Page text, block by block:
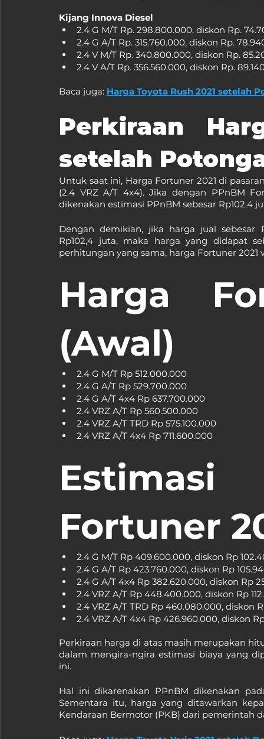
Kijang Innova Diesel
2.4 G M/T Rp. 298.800.000, diskon Rp.
2.4 G A/T Rp. 315.760.000, diskon Rp.
2.4 V M/T Rp. 340.800.000, diskon Rp.
2.4 V A/T Rp. 356.560.000, diskon Rp.
Baca juga: Harga Toyota Rush 2021 setelah
Perkiraan
setelah
Untuk saat ini, Harga Fortuner 2021 di
(2.4 VRZ A/T 4x4). Jika dengan PPnBM
dikenakan estimasi PPnBM sebesar Rp102,4
Dengan demikian, jika harga jual sebesar
Rp102,4 juta, maka harga yang didapat
perhitungan yang sama, harga Fortuner 2021
Harga
(Awal)
2.4 G M/T Rp 512.000.000
2.4 G A/T Rp 529.700.000
2.4 G A/T 4x4 Rp 637.700.000
2.4 VRZ A/T Rp 560.500.000
2.4 VRZ A/T TRD Rp 575.100.000
2.4 VRZ A/T 4x4 Rp 711.600.000
Fortuner
2.4 G M/T Rp 409.600.000, diskon Rp
2.4 G A/T Rp 423.760.000, diskon Rp
2.4 G A/T 4x4 Rp 382.620.000, diskon Rp
2.4 VRZ A/T Rp 448.400.000, diskon Rp
2.4 VRZ A/T TRD Rp 460.080.000, diskon
2.4 VRZ A/T 4x4 Rp 426.960.000, diskon
Perkiraan harga di atas masih merupakan
dalam mengira-ngira estimasi biaya yang
ini.
Hal ini dikarenakan PPnBM dikenakan
Sementara itu, harga yang ditawarkan
Kendaraan Bermotor (PKB) dari pemerintah